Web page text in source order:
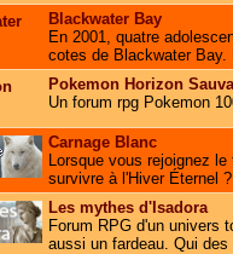
Blackwater Bay
En 2001, quatre
cotes de Blackwater Bay.
Pokemon Horizon
Un forum rpg Pokemon
Carnage Blanc
Lorsque vous rejoignez
survivre à l'Hiver Éternel ?
Les mythes d'Isadora
Forum RPG d'un univers
aussi un fardeau. Qui